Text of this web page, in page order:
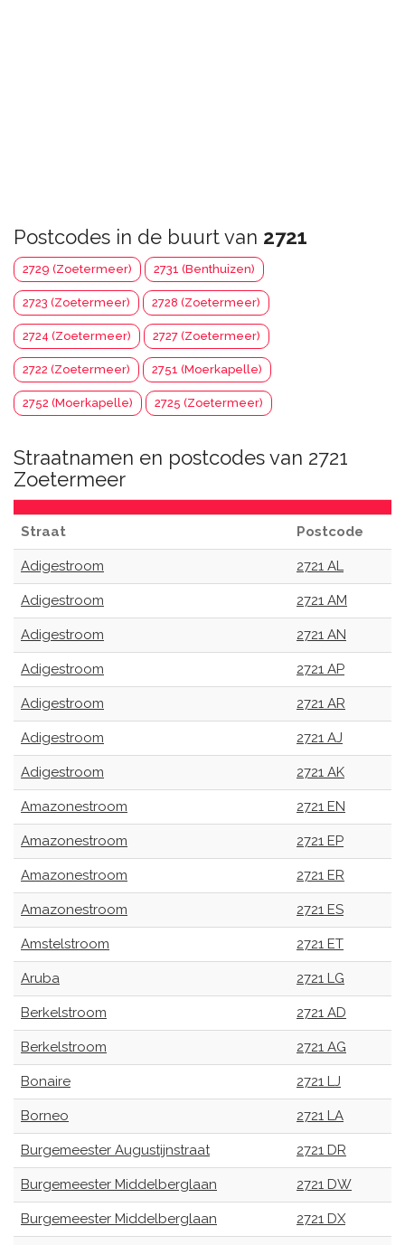
Postcodes in de buurt van 2721
2729 (Zoetermeer) 2731 (Benthuizen)
2723 (Zoetermeer) 2728 (Zoetermeer)
2724 (Zoetermeer) 2727 (Zoetermeer)
2722 (Zoetermeer) 2751 (Moerkapelle)
2752 (Moerkapelle) 2725 (Zoetermeer)
Straatnamen en postcodes van 2721
Zoetermeer
Straat Postcode
Adigestroom 2721 AL
Adigestroom 2721 AM
Adigestroom 2721 AN
Adigestroom 2721 AP
Adigestroom 2721 AR
Adigestroom 2721 AJ
Adigestroom 2721 AK
Amazonestroom 2721 EN
Amazonestroom 2721 EP
Amazonestroom 2721 ER
Amazonestroom 2721 ES
Amstelstroom 2721 ET
Aruba 2721 LG
Berkelstroom 2721 AD
Berkelstroom 2721 AG
Bonaire 2721 LJ
Borneo 2721 LA
Burgemeester Augustijnstraat 2721 DR
Burgemeester Middelberglaan 2721 DW
Burgemeester Middelberglaan 2721 DX